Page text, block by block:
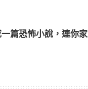
篇恐怖小說，連你家